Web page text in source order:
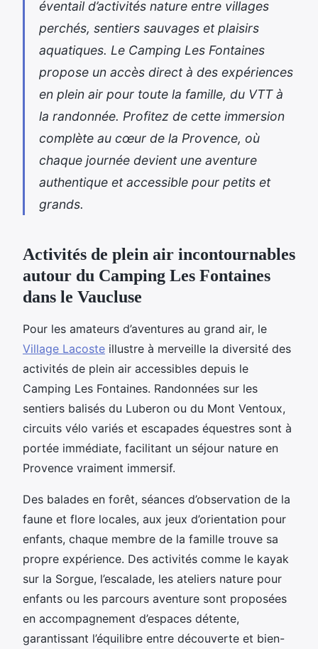
éventail d’activités nature entre villages
perchés, sentiers sauvages et plaisirs
aquatiques. Le Camping Les Fontaines
propose un accès direct à des expériences
en plein air pour toute la famille, du VTT à
la randonnée. Profitez de cette immersion
complète au cœur de la Provence, où
chaque journée devient une aventure
authentique et accessible pour petits et
grands.
Activités de plein air incontournables
autour du Camping Les Fontaines
dans le Vaucluse
Pour les amateurs d’aventures au grand air, le
Village Lacoste illustre à merveille la diversité des
activités de plein air accessibles depuis le
Camping Les Fontaines. Randonnées sur les
sentiers balisés du Luberon ou du Mont Ventoux,
circuits vélo variés et escapades équestres sont à
portée immédiate, facilitant un séjour nature en
Provence vraiment immersif.
Des balades en forêt, séances d’observation de la
faune et flore locales, aux jeux d’orientation pour
enfants, chaque membre de la famille trouve sa
propre expérience. Des activités comme le kayak
sur la Sorgue, l’escalade, les ateliers nature pour
enfants ou les parcours aventure sont proposées
en accompagnement d’espaces détente,
garantissant l’équilibre entre découverte et bien-